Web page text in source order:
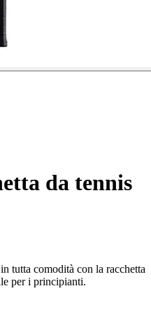
da tennis
tutta comodità con la racchetta
per i principianti.